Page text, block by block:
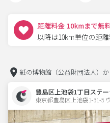
距離料金 10kmまで無
以降は10km単位の距
紙の博物館（公益財団法人）か
豊島区上池袋1丁目ステ
東京都豊島区上池袋1-31-5